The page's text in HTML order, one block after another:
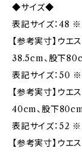
◆サイズ◆
表記サイズ：48 ※
【参考実寸】ウ
38.5cm、股下
表記サイズ：50
【参考実寸】ウ
40cm、股下
表記サイズ：52
【参考実寸】ウ